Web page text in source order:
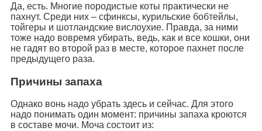
Да, есть. Многие породистые коты практически не
пахнут. Среди них – сфинксы, курильские бобтейлы,
тойгеры и шотландские вислоухие. Правда, за ними
тоже надо вовремя убирать, ведь, как и все кошки, они
не гадят во второй раз в месте, которое пахнет после
предыдущего раза.
Причины запаха
Однако вонь надо убрать здесь и сейчас. Для этого
надо понимать один момент: причины запаха кроются
в составе мочи. Моча состоит из: